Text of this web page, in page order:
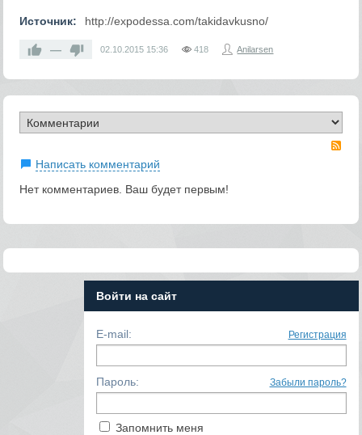
Источник: http://expodessa.com/takidavkusno/
— 02.10.2015 15:36 418 Anilarsen
Написать комментарий
Нет комментариев. Ваш будет первым!
Войти на сайт
E-mail: Регистрация
Пароль: Забыли пароль?
Запомнить меня